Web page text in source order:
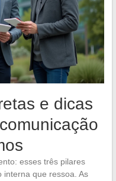
e dicas
esses três pilares
interna que ressoa. As